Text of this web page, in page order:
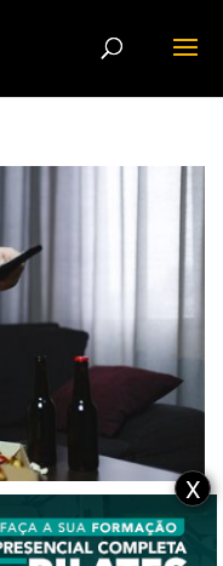
prejudicar a saúde
X